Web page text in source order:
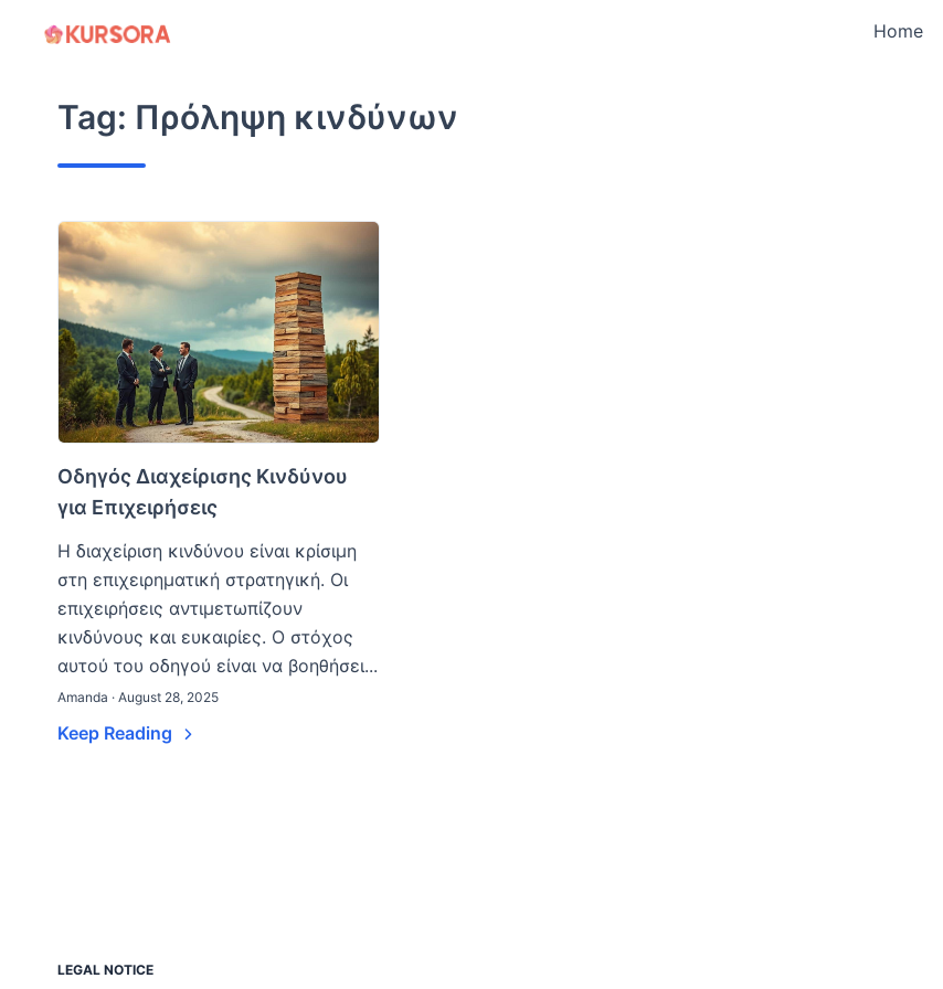
Home
Tag: Πρόληψη κινδύνων
Οδηγός Διαχείρισης Κινδύνου
για Επιχειρήσεις
Η διαχείριση κινδύνου είναι κρίσιμη
στη επιχειρηματική στρατηγική. Οι
επιχειρήσεις αντιμετωπίζουν
κινδύνους και ευκαιρίες. Ο στόχος
αυτού του οδηγού είναι να βοηθήσει...
Amanda · August 28, 2025
Keep Reading
LEGAL NOTICE